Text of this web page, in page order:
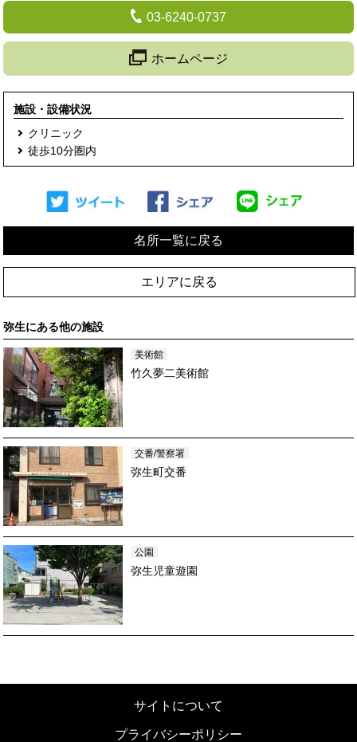
03-6240-0737
ホームページ
施設・設備状況
クリニック
徒歩10分圏内
名所一覧に戻る
エリアに戻る
弥生にある他の施設
美術館
竹久夢二美術館
交番/警察署
弥生町交番
公園
弥生児童遊園
サイトについて
プライバシーポリシー